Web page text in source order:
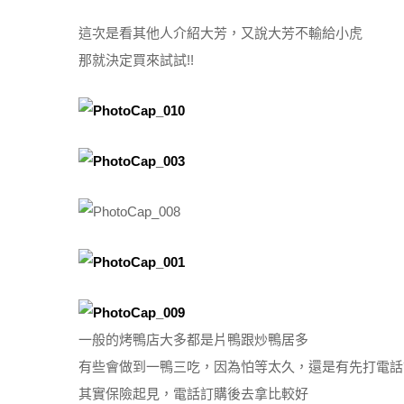
這次是看其他人介紹大芳，又說大芳不輸給小虎
那就決定買來試試!!
一般的烤鴨店大多都是片鴨跟炒鴨居多
有些會做到一鴨三吃，因為怕等太久，還是有先打電
其實保險起見，電話訂購後去拿比較好